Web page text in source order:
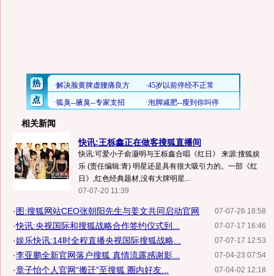
相关新闻
快讯:王栎鑫正在做客搜狐直播间
快讯:可爱小子俞灏明与王栎鑫合唱《红日》 来源:搜狐娱
乐 (责任编辑:青) 明星还是具有很大吸引力的。一部《红
日》,红色经典题材,没有大牌明星...
07-07-20 11:39
07-07-26 18:58
·图:搜狐网站CEO张朝阳先生与姜文共同启动官网
07-07-17 16:46
·快讯:央视国际和搜狐战略合作签约仪式到...
07-07-17 12:53
·娱乐快讯:14时全程直播央视国际搜狐战略...
07-04-23 07:54
·李亚鹏全新官网落户搜狐 真情流露感谢影...
07-04-02 12:18
·章子怡个人官网“搬迁”至搜狐 圈内好友...